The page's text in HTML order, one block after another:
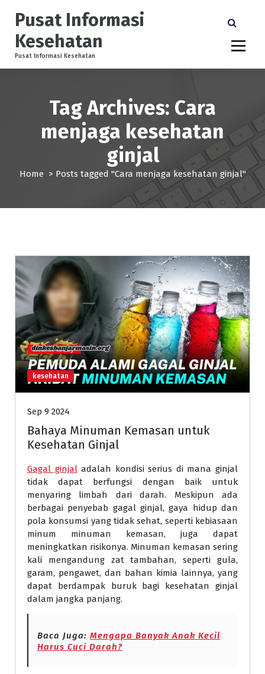
o
Pusat Informasi
Kesehatan
Pusat Informasi Kesehatan
Tag Archives: Cara
menjaga kesehatan
ginjal
Home > Posts tagged "Cara menjaga kesehatan ginjal"
kesehatan
Sep 9 2024
Bahaya Minuman Kemasan untuk
Kesehatan Ginjal
Gagal ginjaladalah kondisi serius di mana ginjal
tidak dapat berfungsi dengan baik untuk
menyaring limbah dari darah. Meskipun ada
berbagai penyebab gagal ginjal, gaya hidup dan
pola konsumsi yang tidak sehat, seperti kebiasaan
minum minuman kemasan, juga dapat
meningkatkan risikonya. Minuman kemasan sering
kali mengandung zat tambahan, seperti gula,
garam, pengawet, dan bahan kimia lainnya, yang
dapat berdampak buruk bagi kesehatan ginjal
dalam jangka panjang.
Baca Juga: Mengapa Banyak Anak Kecil
Harus Cuci Darah?